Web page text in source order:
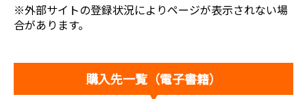
※外部サイトの登録状況によりページが表示されない場
合があります。
購入先一覧（電子書籍）